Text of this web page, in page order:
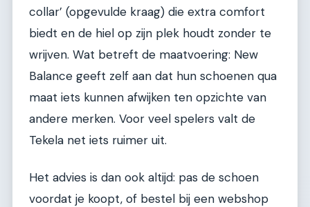
collar’ (opgevulde kraag) die extra comfort
biedt en de hiel op zijn plek houdt zonder te
wrijven. Wat betreft de maatvoering: New
Balance geeft zelf aan dat hun schoenen qua
maat iets kunnen afwijken ten opzichte van
andere merken. Voor veel spelers valt de
Tekela net iets ruimer uit.
Het advies is dan ook altijd: pas de schoen
voordat je koopt, of bestel bij een webshop